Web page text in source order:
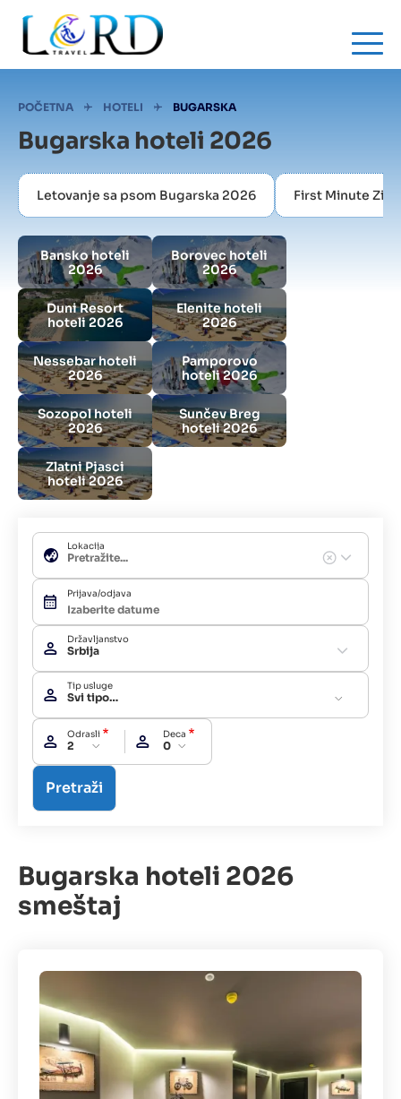
main
content
Mrvice
POČETNA HOTELI BUGARSKA
Bugarska hoteli 2026
Letovanje sa psom Bugarska 2026 First Minute
Bansko hoteli
2026
Borovec hoteli
2026
Duni Resort
hoteli 2026
Elenite hoteli
2026
Nessebar hoteli
2026
Pamporovo
hoteli 2026
Sozopol hoteli
2026
Sunčev Breg
hoteli 2026
Zlatni Pjasci
hoteli 2026
Lokacija
Prijava/odjava
Državljanstvo
Srbija
Tip usluge
Svi tipovi usluga
Odrasli
2
Deca
0
Bugarska hoteli 2026
smeštaj